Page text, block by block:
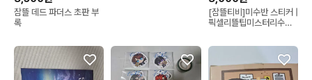
잠뜰 데드 파더스 초판 부
록
[잠뜰티비]미수반 스티커 |
픽셀리뜰팁미스터리수사